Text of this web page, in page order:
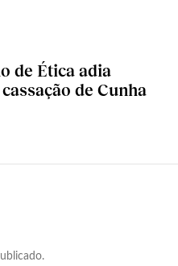
de Ética adia
de Cunha